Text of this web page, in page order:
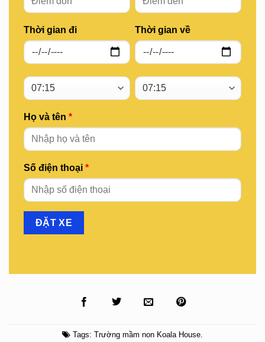
Thời gian đi Thời gian về
Họ và tên *
Số điện thoại *
Tags: Trường mầm non Koala House